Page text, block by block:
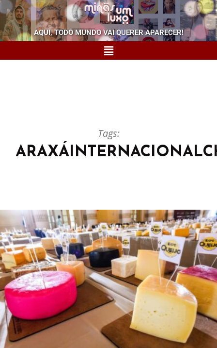
AQUI, TODO MUNDO VAI QUERER APARECER!
Tags: